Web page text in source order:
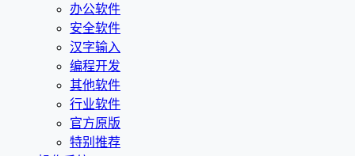
办公软件
安全软件
汉字输入
编程开发
其他软件
行业软件
官方原版
特别推荐